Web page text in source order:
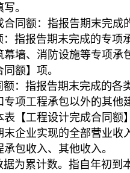
。
同额：指报告期末完
报告期末完成的专项
墙、消防设施等专项
额】项。
指报告期末完成的各
项工程承包以外的其
【工程设计完成合同额
企业实现的全部营业
包收入、其他收入。
累计数。指自年初到